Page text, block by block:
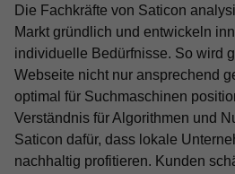
Die Fachkräfte von Saticon
Markt gründlich und entwickeln
individuelle Bedürfnisse. So wird
Webseite nicht nur ansprechend
optimal für Suchmaschinen
Verständnis für Algorithmen und
Saticon dafür, dass lokale
nachhaltig profitieren. Kunden